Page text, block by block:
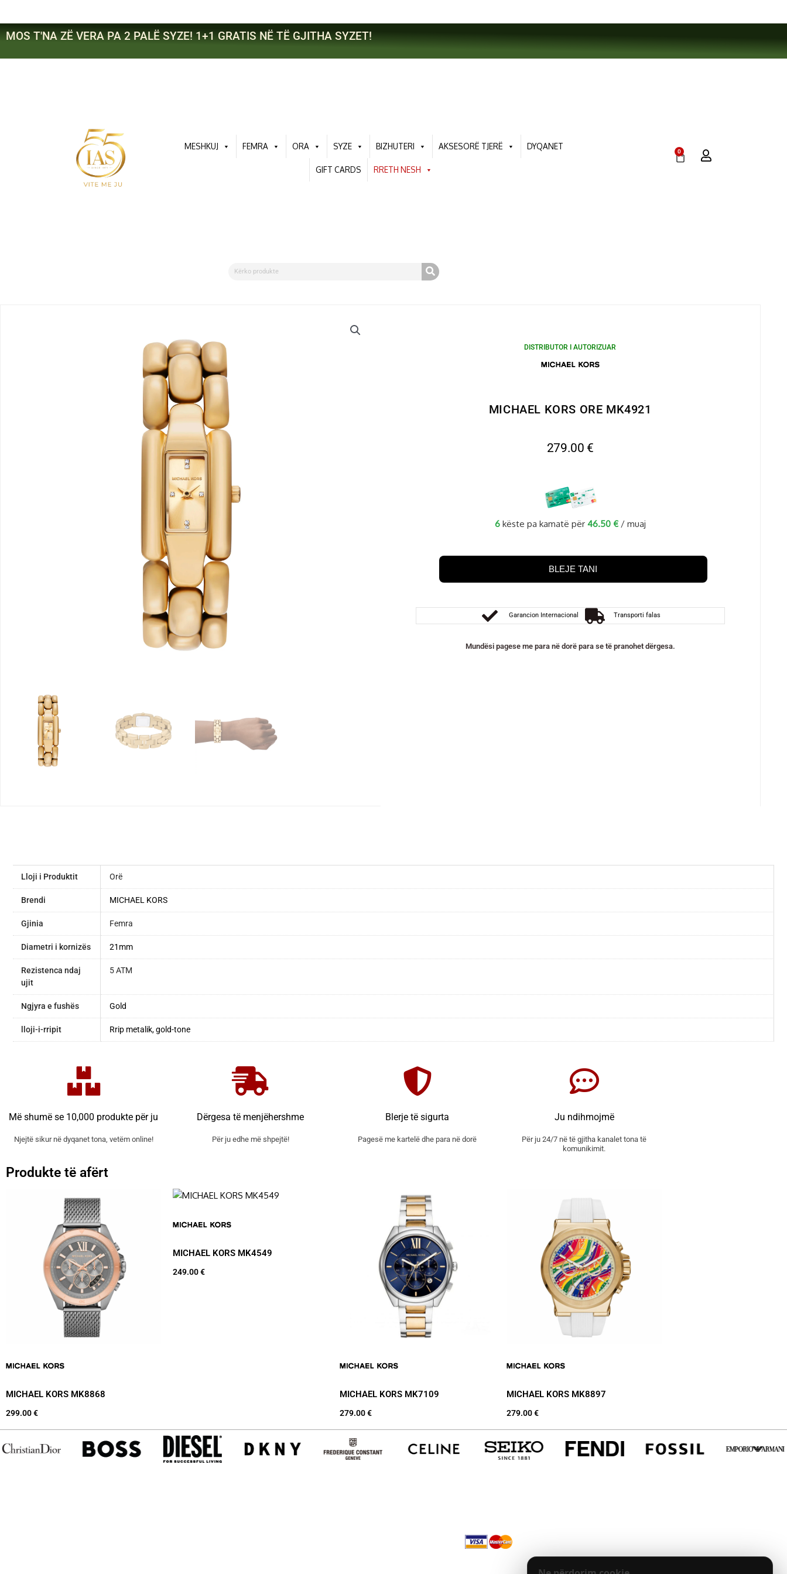
content
MOS T'NA ZË VERA PA 2 PALË SYZE! 1+1 GRATIS NË TË GJITHA SYZET!
MESHKUJ FEMRA ORA SYZE BIZHUTERI AKSESORË TJERË DYQANET
GIFT CARDS RRETH NESH
0
Cart
Search
DISTRIBUTOR I AUTORIZUAR
MICHAEL KORS ORE MK4921
279.00 €
6këste pa kamatë për 46.50 €/ muaj
BLEJE TANI
Garancion Internacional Transporti falas
Mundësi pagese me para në dorë para se të pranohet dërgesa.
Lloji i Produktit Orë
Brendi MICHAEL KORS
Gjinia Femra
Diametri i kornizës 21mm
Rezistenca ndaj
ujit
5 ATM
Ngjyra e fushës Gold
lloji-i-rripit Rrip metalik, gold-tone
Më shumë se 10,000 produkte për ju
Njejtë sikur në dyqanet tona, vetëm online!
Dërgesa të menjëhershme
Për ju edhe më shpejtë!
Blerje të sigurta
Pagesë me kartelë dhe para në dorë
Ju ndihmojmë
Për ju 24/7 në të gjitha kanalet tona të
komunikimit.
Produkte të afërt
MICHAEL KORS MK8868
299.00€
MICHAEL KORS MK4549
249.00€
MICHAEL KORS MK7109
279.00€
MICHAEL KORS MK8897
279.00€